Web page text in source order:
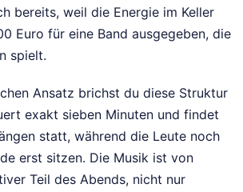
bereits, weil die Energie im Keller
Euro für eine Band ausgegeben, die
spielt.
Ansatz brichst du diese Struktur
exakt sieben Minuten und findet
statt, während die Leute noch
erst sitzen. Die Musik ist von
Teil des Abends, nicht nur